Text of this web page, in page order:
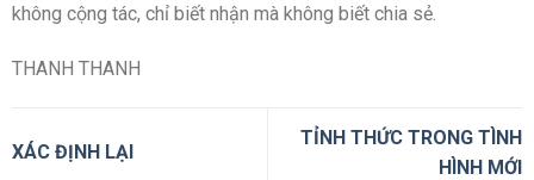
không cộng tác, chỉ biết nhận mà không biết chia sẻ.
THANH THANH
XÁC ĐỊNH LẠI
TỈNH THỨC TRONG TÌNH
HÌNH MỚI